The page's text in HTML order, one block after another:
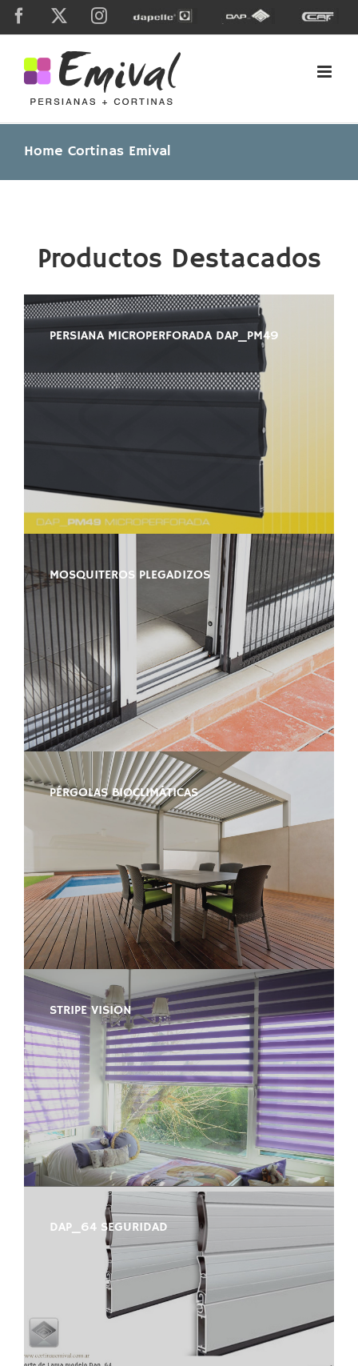
Skip
Facebook Instagram
Dapelle
Grupo
Dap
Caf
Home Cortinas Emival
Productos Destacados
PERSIANA MICROPERFORADA DAP_PM49
MOSQUITEROS PLEGADIZOS
PÉRGOLAS BIOCLIMÁTICAS
STRIPE VISION
DAP_64 SEGURIDAD